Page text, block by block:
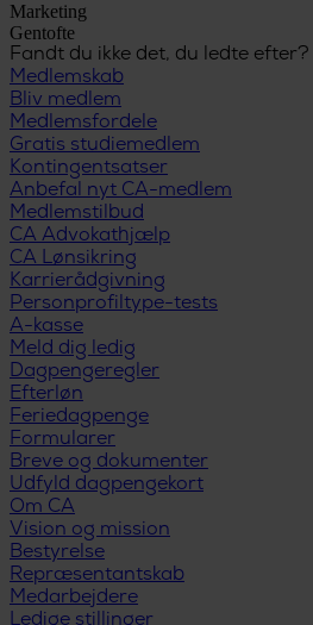
Marketing
Gentofte
Fandt du ikke det, du ledte efter?
Medlemskab
Bliv medlem
Medlemsfordele
Gratis studiemedlem
Kontingentsatser
Anbefal nyt CA-medlem
Medlemstilbud
CA Advokathjælp
CA Lønsikring
Karrierådgivning
Personprofiltype-tests
A-kasse
Meld dig ledig
Dagpengeregler
Efterløn
Feriedagpenge
Formularer
Breve og dokumenter
Udfyld dagpengekort
Om CA
Vision og mission
Bestyrelse
Repræsentantskab
Medarbejdere